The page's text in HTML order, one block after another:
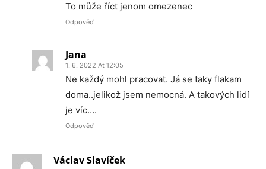
To může říct jenom omezenec
Odpověď
Jana
1. 6. 2022 At 12:05
Ne každý mohl pracovat. Já se taky flakam
doma..jelikož jsem nemocná. A takových lidí
je víc….
Odpověď
Václav Slavíček